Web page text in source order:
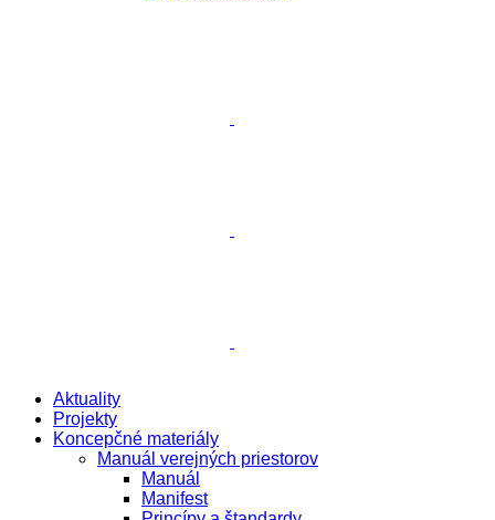
Aktuality
Projekty
Koncepčné materiály
Manuál verejných priestorov
Manuál
Manifest